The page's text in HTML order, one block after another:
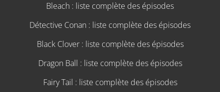
Bleach : liste complète des épisodes
Détective Conan : liste complète des épisodes
Black Clover : liste complète des épisodes
Dragon Ball : liste complète des épisodes
Fairy Tail : liste complète des épisodes